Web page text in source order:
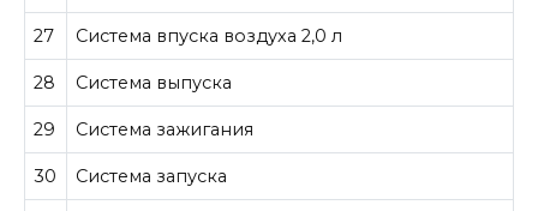
27 Система впуска воздуха 2,0 л
28 Система выпуска
29 Система зажигания
30 Система запуска